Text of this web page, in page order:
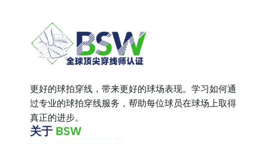
更好的球拍穿线，带来更好的球场表现。学习如何通
过专业的球拍穿线服务，帮助每位球员在球场上取得
真正的进步。
关于 BSW